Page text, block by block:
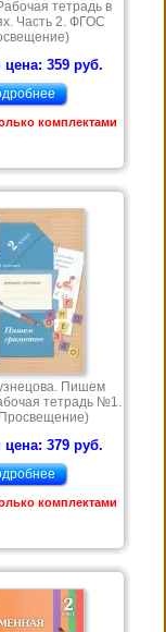
тетрадь в
Часть 2. ФГОС
359 руб.
комплектами
Пишем
тетрадь №1.
379 руб.
комплектами